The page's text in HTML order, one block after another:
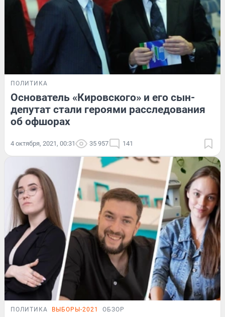
ПОЛИТИКА
Основатель «Кировского» и его сын-
депутат стали героями расследования
об офшорах
4 октября, 2021, 00:31 35 957 141
ПОЛИТИКА ВЫБОРЫ-2021 ОБЗОР